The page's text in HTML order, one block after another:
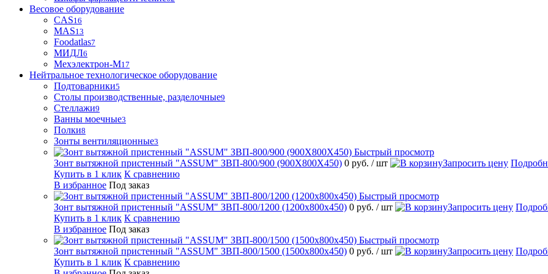
Весовое оборудование
CAS16
MAS13
Foodatlas7
МИДЛ6
Мехэлектрон-М17
Нейтральное технологическое оборудование
Подтоварники5
Столы производственные, разделочные9
Стеллажи9
Ванны моечные3
Полки8
Зонты вентиляционные3
Быстрый просмотр
Зонт вытяжной пристенный "ASSUM" ЗВП-800/900 (900Х800Х450) 0 руб. / шт Запросить цену
Купить в 1 клик К сравнению
В избранное Под заказ
Быстрый просмотр
Зонт вытяжной пристенный "ASSUM" ЗВП-800/1200 (1200х800х450) 0 руб. / шт Запросить цену
Купить в 1 клик К сравнению
В избранное Под заказ
Быстрый просмотр
Зонт вытяжной пристенный "ASSUM" ЗВП-800/1500 (1500х800х450) 0 руб. / шт Запросить цену
Купить в 1 клик К сравнению